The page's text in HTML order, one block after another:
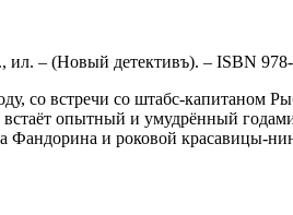
ил. – (Новый детективъ). – ISBN
со встречи со штабс-капитаном
встаёт опытный и умудрённый
Фандорина и роковой